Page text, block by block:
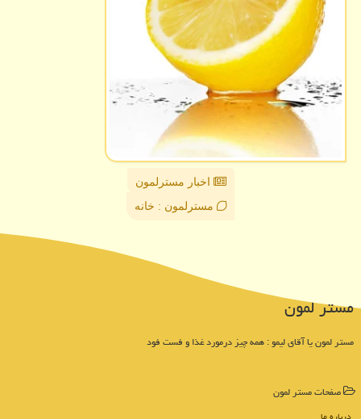
اخبار مسترلمون
مسترلمون : خانه
مستر لمون
مستر لمون یا آقای لیمو : همه چیز درمورد غذا و فست فود
صفحات مستر لمون